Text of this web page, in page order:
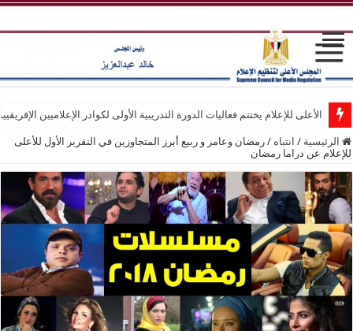
الأعلى للإعلام يختتم فعاليات الدورة التدريبية الأولى لكوادر الإعلاميين
انطلاق فعاليات الدورة التدريبية الأولى لكوادر الإعلاميين الإفريقيين بمركز
الرئيسية / انتباه / رمضان وعامر و ربيع أبرز المتجاوزين في التقرير الأول للأعلى
للإعلام عن دراما رمضان